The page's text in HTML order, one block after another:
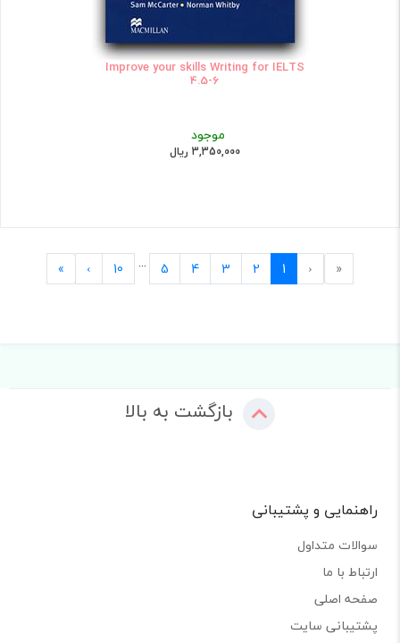
Improve your skills Writing for IELTS
4.5-6
موجود
3,350,000 ریال
«
First
‹
Previous
1
2
3
4
5
...
10
›
Next
»
بازگشت به بالا
راهنمایی و پشتیبانی
سوالات متداول
ارتباط با ما
صفحه اصلی
پشتیبانی سایت